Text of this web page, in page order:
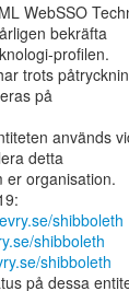
WebSSO
bekräfta
profilen.
trots
på
används
detta
er organisation.
shibboleth
shibboleth
shibboleth